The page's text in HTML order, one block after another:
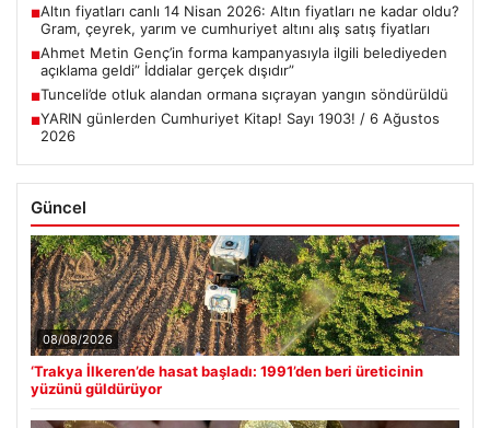
■Altın fiyatları canlı 14 Nisan 2026: Altın fiyatları ne kadar oldu?
Gram, çeyrek, yarım ve cumhuriyet altını alış satış fiyatları
■Ahmet Metin Genç’in forma kampanyasıyla ilgili belediyeden
açıklama geldi” İddialar gerçek dışıdır”
■Tunceli’de otluk alandan ormana sıçrayan yangın söndürüldü
■YARIN günlerden Cumhuriyet Kitap! Sayı 1903! / 6 Ağustos
2026
Güncel
08/08/2026
‘Trakya İlkeren’de hasat başladı: 1991’den beri üreticinin
yüzünü güldürüyor